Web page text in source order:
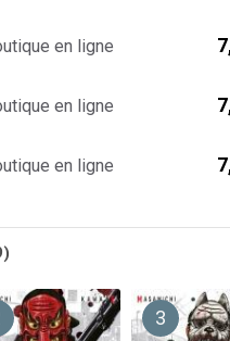
en ligne
en ligne
en ligne
3